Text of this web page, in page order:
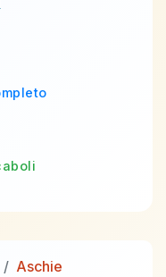
Aschie